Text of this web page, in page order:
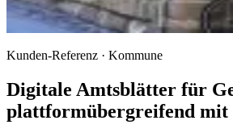
Kunden-Referenz · Kommune
Digitale Amtsblätter für
plattformübergreifend mit